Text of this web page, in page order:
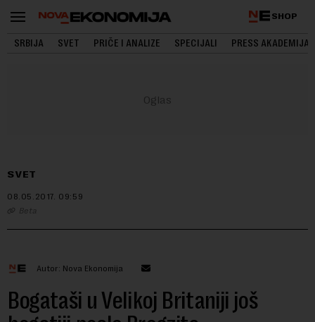
SHOP
SRBIJA SVET PRIČE I ANALIZE SPECIJALI PRESS AKADEMIJA
SVET
08.05.2017. 09:59
Beta
Autor: Nova Ekonomija
Bogataši u Velikoj Britaniji još